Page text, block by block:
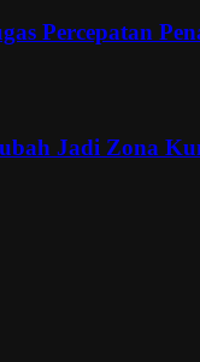
Percepatan
Jadi Zona